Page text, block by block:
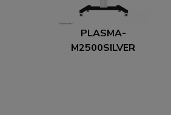
PLASMA-
M2500SILVER